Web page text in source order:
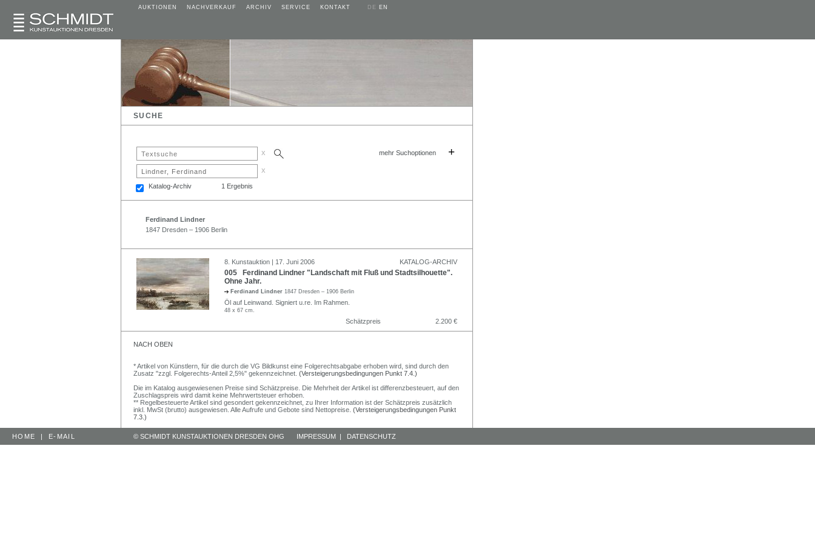
AUKTIONEN NACHVERKAUF ARCHIV SERVICE KONTAKT DE EN
SUCHE
x mehr Suchoptionen +
x
Katalog-Archiv 1 Ergebnis
Ferdinand Lindner
1847 Dresden – 1906 Berlin
8. Kunstauktion | 17. Juni 2006 KATALOG-ARCHIV
005 Ferdinand Lindner "Landschaft mit Fluß und Stadtsilhouette".
Ohne Jahr.
Ferdinand Lindner 1847 Dresden – 1906 Berlin
Öl auf Leinwand. Signiert u.re. Im Rahmen.
48 x 67 cm.
Schätzpreis 2.200 €
NACH OBEN
* Artikel von Künstlern, für die durch die VG Bildkunst eine Folgerechtsabgabe erhoben wird, sind durch den
Zusatz "zzgl. Folgerechts-Anteil 2,5%" gekennzeichnet. (Versteigerungsbedingungen Punkt 7.4.)
Die im Katalog ausgewiesenen Preise sind Schätzpreise. Die Mehrheit der Artikel ist differenzbesteuert, auf den
Zuschlagspreis wird damit keine Mehrwertsteuer erhoben.
** Regelbesteuerte Artikel sind gesondert gekennzeichnet, zu Ihrer Information ist der Schätzpreis zusätzlich
inkl. MwSt (brutto) ausgewiesen. Alle Aufrufe und Gebote sind Nettopreise. (Versteigerungsbedingungen Punkt
7.3.)
HOME | E-MAIL © SCHMIDT KUNSTAUKTIONEN DRESDEN OHG IMPRESSUM | DATENSCHUTZ